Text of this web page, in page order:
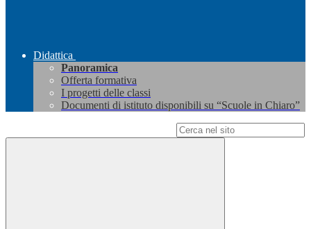
Didattica
Panoramica
Offerta formativa
I progetti delle classi
Documenti di istituto disponibili su “Scuole in Chiaro”